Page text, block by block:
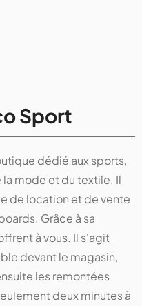
Sport
dédié aux sports,
mode et du textile. Il
de location et de vente
Grâce à sa
à vous. Il s'agit
devant le magasin,
les remontées
deux minutes à